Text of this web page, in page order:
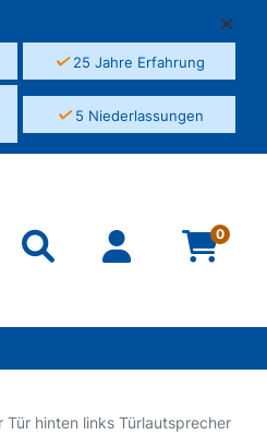
✓25 Jahre Erfahrung
✓5 Niederlassungen
0
hinten links Türlautsprecher